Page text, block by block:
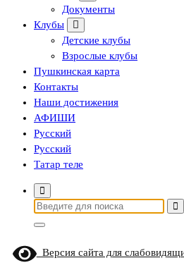
Документы
Клубы
Детские клубы
Взрослые клубы
Пушкинская карта
Контакты
Наши достижения
АФИШИ
Русский
Русский
Татар теле
Найти:
Версия сайта для